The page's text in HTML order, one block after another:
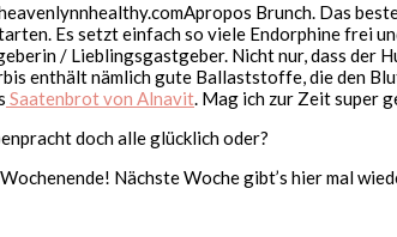
Apropos Brunch. Das
Es setzt einfach so viele Endorphine frei
/ Lieblingsgastgeber. Nicht nur, dass der
enthält nämlich gute Ballaststoffe, die den
Saatenbrot von Alnavit. Mag ich zur Zeit super
doch alle glücklich oder?
Nächste Woche gibt’s hier mal